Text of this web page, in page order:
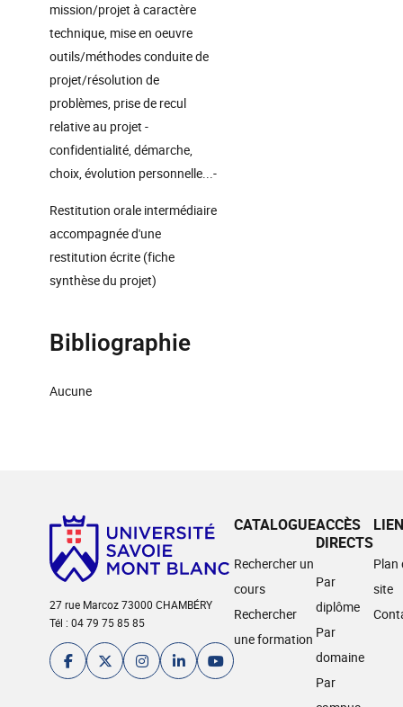
mission/projet à caractère
technique, mise en oeuvre
outils/méthodes conduite de
projet/résolution de
problèmes, prise de recul
relative au projet -
confidentialité, démarche,
choix, évolution personnelle...-
Restitution orale intermédiaire
accompagnée d'une
restitution écrite (fiche
synthèse du projet)
Bibliographie
Aucune
27 rue Marcoz 73000 CHAMBÉRY
Tél : 04 79 75 85 85
CATALOGUE
Rechercher un
cours
Rechercher
une formation
ACCÈS
DIRECTS
Par
diplôme
Par
domaine
Par
Plan
site